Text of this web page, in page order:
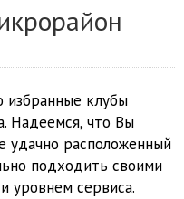
клубы
Надеемся, что Вы
удачно расположенный
подходить своими
уровнем сервиса.